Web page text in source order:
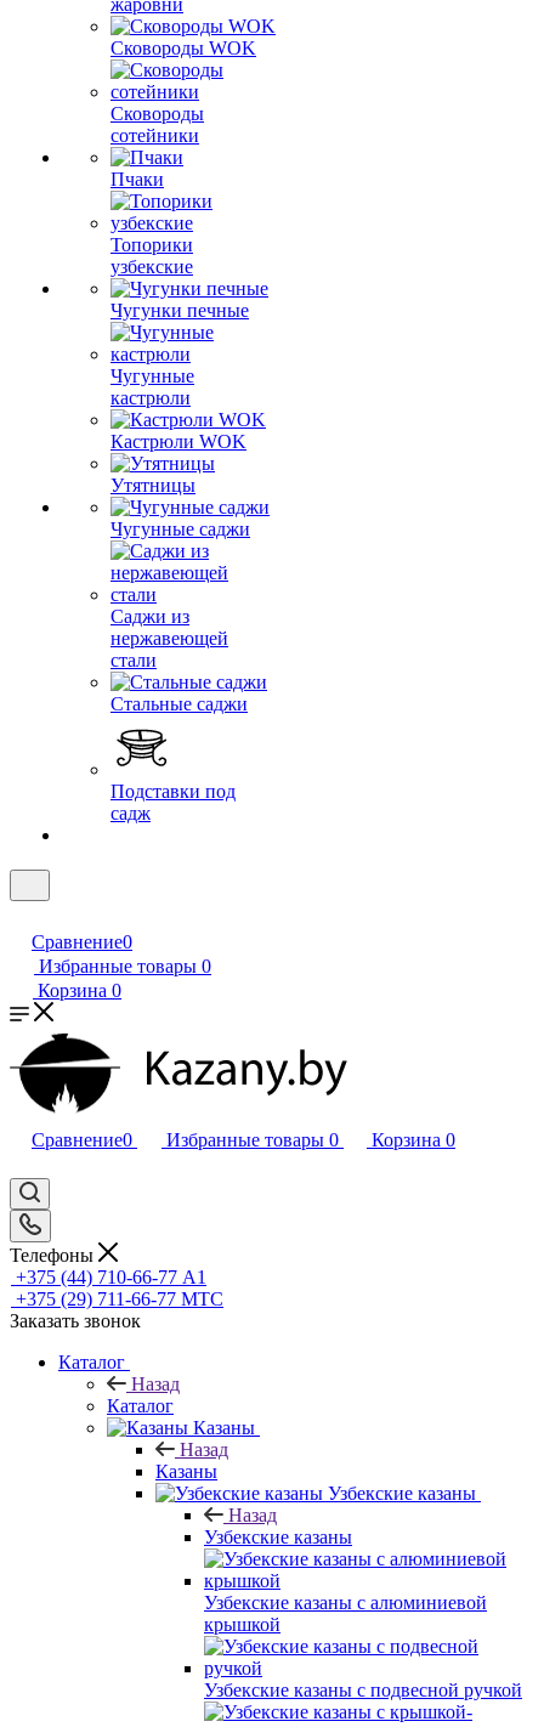
жаровни
Сковороды WOK
Сковороды
сотейники
Пчаки
Топорики
узбекские
Чугунки печные
Чугунные
кастрюли
Кастрюли WOK
Утятницы
Чугунные саджи
Саджи из
нержавеющей
стали
Стальные саджи
Подставки под
садж
Сравнение0
Избранные товары 0
Корзина 0
Сравнение0 Избранные товары 0 Корзина 0
Телефоны
+375 (44) 710-66-77 А1
+375 (29) 711-66-77 МТС
Заказать звонок
Каталог
Назад
Каталог
Казаны
Назад
Казаны
Узбекские казаны
Назад
Узбекские казаны
Узбекские казаны с алюминиевой
крышкой
Узбекские казаны с подвесной ручкой